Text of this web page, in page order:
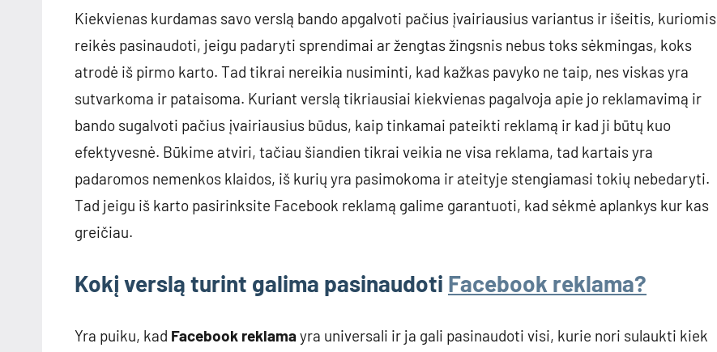
Kiekvienas kurdamas savo verslą bando apgalvoti pačius įvairiausius variantus ir išeitis, kuriomis
reikės pasinaudoti, jeigu padaryti sprendimai ar žengtas žingsnis nebus toks sėkmingas, koks
atrodė iš pirmo karto. Tad tikrai nereikia nusiminti, kad kažkas pavyko ne taip, nes viskas yra
sutvarkoma ir pataisoma. Kuriant verslą tikriausiai kiekvienas pagalvoja apie jo reklamavimą ir
bando sugalvoti pačius įvairiausius būdus, kaip tinkamai pateikti reklamą ir kad ji būtų kuo
efektyvesnė. Būkime atviri, tačiau šiandien tikrai veikia ne visa reklama, tad kartais yra
padaromos nemenkos klaidos, iš kurių yra pasimokoma ir ateityje stengiamasi tokių nebedaryti.
Tad jeigu iš karto pasirinksite Facebook reklamą galime garantuoti, kad sėkmė aplankys kur kas
greičiau.
Kokį verslą turint galima pasinaudoti Facebook reklama?
Yra puiku, kad Facebook reklamayra universali ir ja gali pasinaudoti visi, kurie nori sulaukti kiek